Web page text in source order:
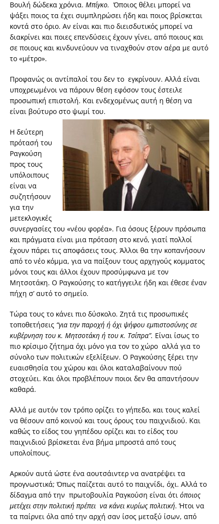
Βουλή δώδεκα χρόνια. Μπίγκο. Όποιος θέλει μπορεί να
ψάξει ποιος τα έχει συμπληρώσει ήδη και ποιος βρίσκεται
κοντά στο όριο. Αν είναι και πιο διεισδυτικός μπορεί να
διακρίνει και ποιες επενδύσεις έχουν γίνει, από ποιους και
σε ποιους και κινδυνεύουν να τιναχθούν στον αέρα με αυτό
το «μέτρο».
Προφανώς οι αντίπαλοί του δεν το εγκρίνουν. Αλλά είναι
υποχρεωμένοι να πάρουν θέση εφόσον τους έστειλε
προσωπική επιστολή. Και ενδεχομένως αυτή η θέση να
είναι βούτυρο στο ψωμί του.
Η δεύτερη
πρότασή του
Ραγκούση
προς τους
υπόλοιπους
είναι να
συζητήσουν
για την
μετεκλογικές
συνεργασίες του «νέου φορέα». Για όσους ξέρουν πρόσωπα
και πράγματα είναι μια πρόταση στο κενό, γιατί πολλοί
έχουν πάρει τις αποφάσεις τους. Άλλοι θα την κοπανήσουν
από το νέο κόμμα, για να παίξουν τους αρχηγούς κομματος
μόνοι τους και άλλοι έχουν προσύμφωνα με τον
Μητσοτάκη. Ο Ραγκούσης το κατήγγειλε ήδη και έθεσε έναν
πήχη σ’ αυτό το σημείο.
Τώρα τους το κάνει πιο δύσκολο. Ζητά τις προσωπικές
τοποθετήσεις “για την παροχή ή όχι ψήφου εμπιστοσύνης σε
κυβέρνηση του κ. Μητσοτάκη ή του κ. Τσίπρα”. Είναι ίσως το
πιο κρίσιμο ζήτημα όχι μόνο για τον το χώρο αλλά για το
σύνολο των πολιτικών εξελίξεων. Ο Ραγκούσης ξέρει την
ευαισθησία του χώρου και όλοι καταλαβαίνουν πού
στοχεύει. Και όλοι προβλέπουν ποιοι δεν θα απαντήσουν
καθαρά.
Αλλά με αυτόν τον τρόπο ορίζει το γήπεδο, και τους καλεί
να θέσουν από κοινού και τους όρους του παιχνιδιού. Και
καθώς το είδος του γηπέδου ορίζει και το είδος του
παιχνιδιού βρίσκεται ένα βήμα μπροστά από τους
υπολοίπους.
Αρκούν αυτά ώστε ένα αουτσάιντερ να ανατρέψει τα
προγνωστικά; Όπως παίζεται αυτό το παιχνίδι, όχι. Αλλά το
δίδαγμα από την πρωτοβουλία Ραγκούση είναι ότι όποιος
μετέχει στην πολιτική πρέπει να κάνει κυρίως πολιτική. Ήτοι να
τα παίρνει όλα από την αρχή σαν ίσος μεταξύ ίσων, από